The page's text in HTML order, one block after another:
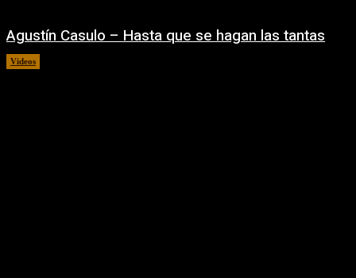
Agustín Casulo – Hasta que se hagan las tantas
Videos